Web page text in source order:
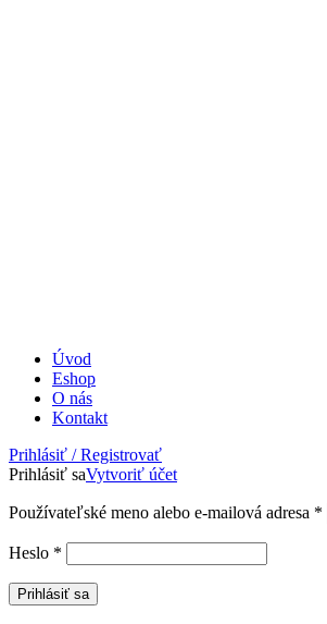
Úvod
Eshop
O nás
Kontakt
Prihlásiť / Registrovať
Prihlásiť saVytvoriť účet
Používateľské meno alebo e-mailová adresa *
Heslo *
Prihlásiť sa